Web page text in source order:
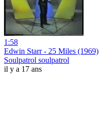
1:58
Edwin Starr - 25 Miles (1969)
Soulpatrol soulpatrol
il y a 17 ans